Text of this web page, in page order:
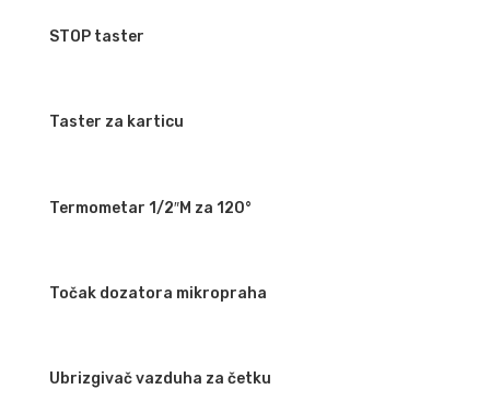
STOP taster
Taster za karticu
Termometar 1/2″M za 120°
Točak dozatora mikropraha
Ubrizgivač vazduha za četku